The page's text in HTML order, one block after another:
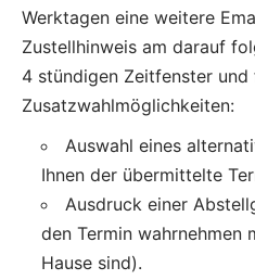
Werktagen eine weitere
Zustellhinweis am darauf
4 stündigen Zeitfenster
Zusatzwahlmöglichkeiten:
Auswahl eines
Ihnen der übermittelte
Ausdruck einer
den Termin wahrnehmen
Hause sind).